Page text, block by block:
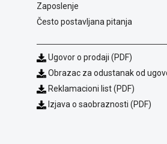
Zaposlenje
Često postavljana pitanja
Ugovor o prodaji (PDF)
Obrazac za odustanak od
Reklamacioni list (PDF)
Izjava o saobraznosti (PDF)